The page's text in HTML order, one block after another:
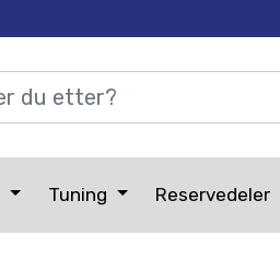
Tuning Reservedeler